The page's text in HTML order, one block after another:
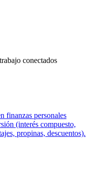
conectados
finanzas personales
(interés compuesto,
propinas, descuentos).